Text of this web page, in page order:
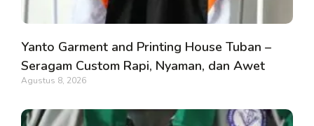
Yanto Garment and Printing House Tuban –
Seragam Custom Rapi, Nyaman, dan Awet
Agustus 8, 2026